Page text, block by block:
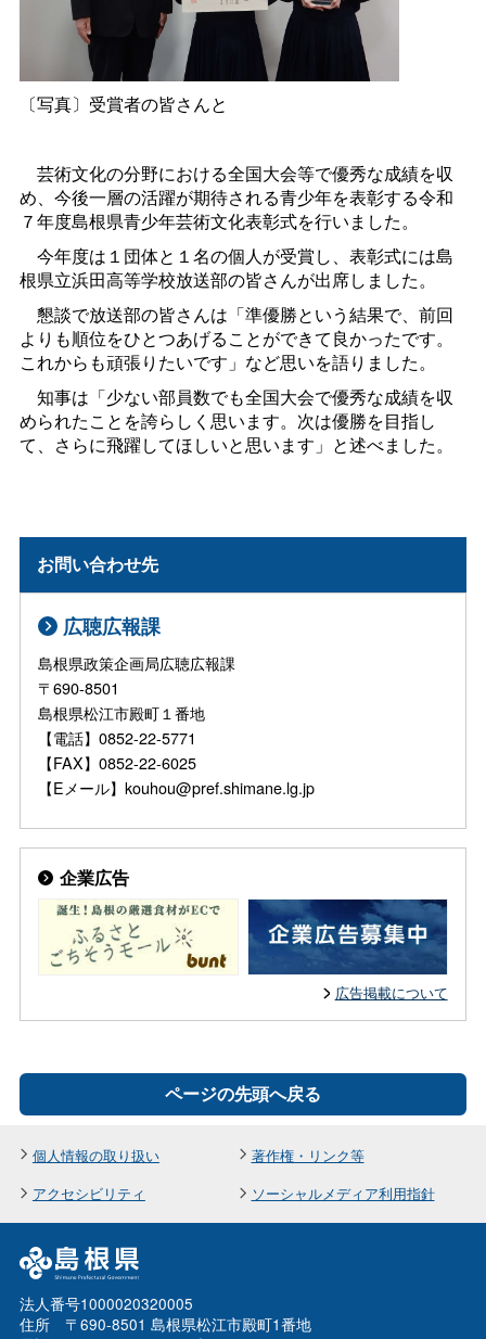
〔写真〕受賞者の皆さんと
芸術文化の分野における全国大会等で優秀な成績を収
め、今後一層の活躍が期待される青少年を表彰する令和
７年度島根県青少年芸術文化表彰式を行いました。
今年度は１団体と１名の個人が受賞し、表彰式には島
根県立浜田高等学校放送部の皆さんが出席しました。
懇談で放送部の皆さんは「準優勝という結果で、前回
よりも順位をひとつあげることができて良かったです。
これからも頑張りたいです」など思いを語りました。
知事は「少ない部員数でも全国大会で優秀な成績を収
められたことを誇らしく思います。次は優勝を目指し
て、さらに飛躍してほしいと思います」と述べました。
お問い合わせ先
広聴広報課
島根県政策企画局広聴広報課
〒690-8501
島根県松江市殿町１番地
【電話】0852-22-5771
【FAX】0852-22-6025
【Eメール】kouhou@pref.shimane.lg.jp
企業広告
広告掲載について
ページの先頭へ戻る
個人情報の取り扱い
著作権・リンク等
アクセシビリティ
ソーシャルメディア利用指針
法人番号1000020320005
住所 〒690-8501 島根県松江市殿町1番地